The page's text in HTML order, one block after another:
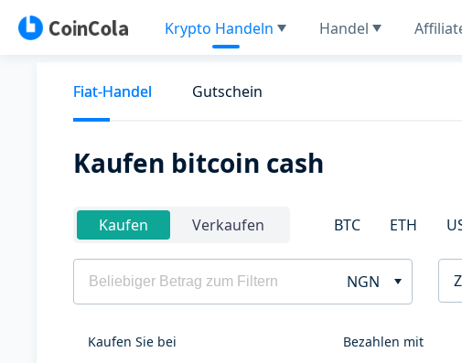
Krypto Handeln Handel
Fiat-Handel Gutschein
Kaufen bitcoin cash
Kaufen Verkaufen BTC ETH
NGN
Kaufen Sie bei Bezahlen mit